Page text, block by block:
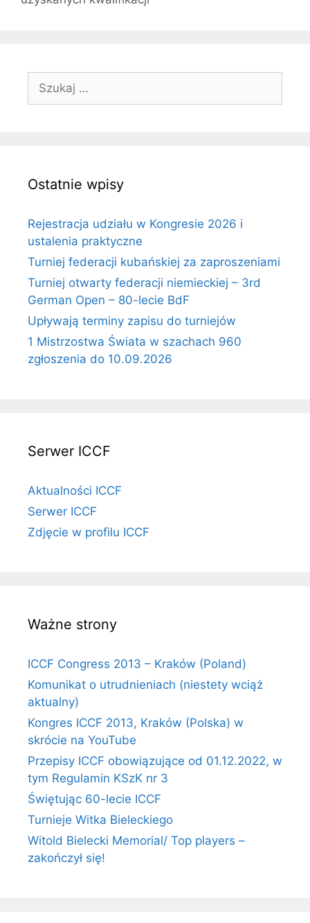
Ostatnie wpisy
Rejestracja udziału w Kongresie 2026 i
ustalenia praktyczne
Turniej federacji kubańskiej za zaproszeniami
Turniej otwarty federacji niemieckiej – 3rd
German Open – 80-lecie BdF
Upływają terminy zapisu do turniejów
1 Mistrzostwa Świata w szachach 960
zgłoszenia do 10.09.2026
Serwer ICCF
Aktualności ICCF
Serwer ICCF
Zdjęcie w profilu ICCF
Ważne strony
ICCF Congress 2013 – Kraków (Poland)
Komunikat o utrudnieniach (niestety wciąż
aktualny)
Kongres ICCF 2013, Kraków (Polska) w
skrócie na YouTube
Przepisy ICCF obowiązujące od 01.12.2022, w
tym Regulamin KSzK nr 3
Świętując 60-lecie ICCF
Turnieje Witka Bieleckiego
Witold Bielecki Memorial/ Top players –
zakończył się!